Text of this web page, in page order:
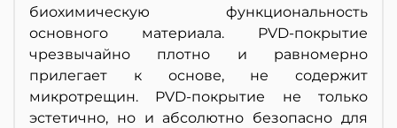
биохимическую функциональность
основного материала. PVD-покрытие
чрезвычайно плотно и равномерно
прилегает к основе, не содержит
микротрещин. PVD-покрытие не только
эстетично, но и абсолютно безопасно для